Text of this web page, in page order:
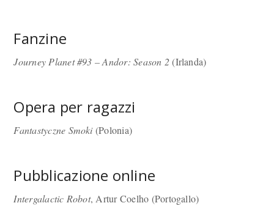
Fanzine
Journey Planet #93 – Andor: Season 2(Irlanda)
Opera per ragazzi
Fantastyczne Smoki(Polonia)
Pubblicazione online
Intergalactic Robot, Artur Coelho (Portogallo)